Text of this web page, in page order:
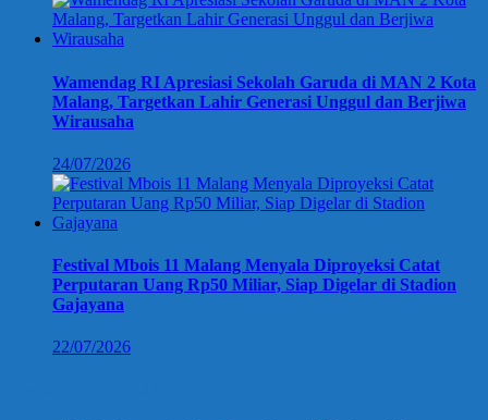
Wamendag RI Apresiasi Sekolah Garuda di MAN 2 Kota
Malang, Targetkan Lahir Generasi Unggul dan Berjiwa
Wirausaha
24/07/2026
Festival Mbois 11 Malang Menyala Diproyeksi Catat
Perputaran Uang Rp50 Miliar, Siap Digelar di Stadion
Gajayana
22/07/2026